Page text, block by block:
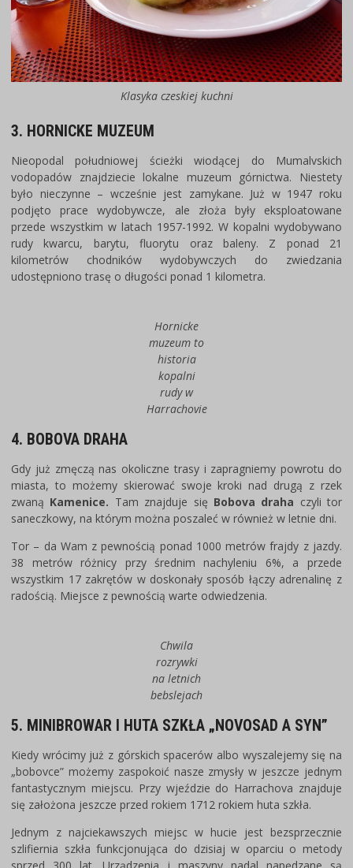
Klasyka czeskiej kuchni
3. HORNICKE MUZEUM
Nieopodal południowej ścieżki wiodącej do Mumalvskich
vodopadów znajdziecie lokalne muzeum górnictwa. Niestety
było nieczynne – wcześnie jest zamykane. Już w 1947 roku
podjęto prace wydobywcze, ale złoża były eksploatowane
przede wszystkim w latach 1957-1992. W kopalni wydobywano
rudy kwarcu, barytu, fluorytu oraz baleny. Z ponad 21
kilometrów chodników wydobywczych do zwiedzania
udostępniono trasę o długości ponad 1 kilometra.
Hornicke
muzeum to
historia
kopalni
rudy w
Harrachovie
4. BOBOVA DRAHA
Gdy już zmęczą nas okoliczne trasy i zapragniemy powrotu do
miasta, to możemy skierować swoje kroki nad drugą z rzek
zwaną Kamenice. Tam znajduje się Bobova draha czyli tor
saneczkowy, na którym można poszaleć w również w letnie dni.
Tor – da Wam z pewnością ponad 1000 metrów frajdy z jazdy.
38 metrów różnicy przy średnim nachyleniu 6%, a przede
wszystkim 17 zakrętów w doskonały sposób łączy adrenalinę z
radością. Miejsce z pewnością warte odwiedzenia.
Chwila
rozrywki
na letnich
bebslejach
5. MINIBROWAR I HUTA SZKŁA „NOVOSAD A SYN”
Kiedy wrócimy już z górskich spacerów albo wyszalejemy się na
„bobovce” możemy zaspokoić nasze zmysły w jeszcze jednym
fantastycznym miejscu. Przy wjeździe do Harrachova znajduje
się założona jeszcze przed rokiem 1712 rokiem huta szkła.
Jednym z najciekawszych miejsc w hucie jest bezsprzecznie
szlifiernia szkła funkcjonująca do dzisiaj w oparciu o metody